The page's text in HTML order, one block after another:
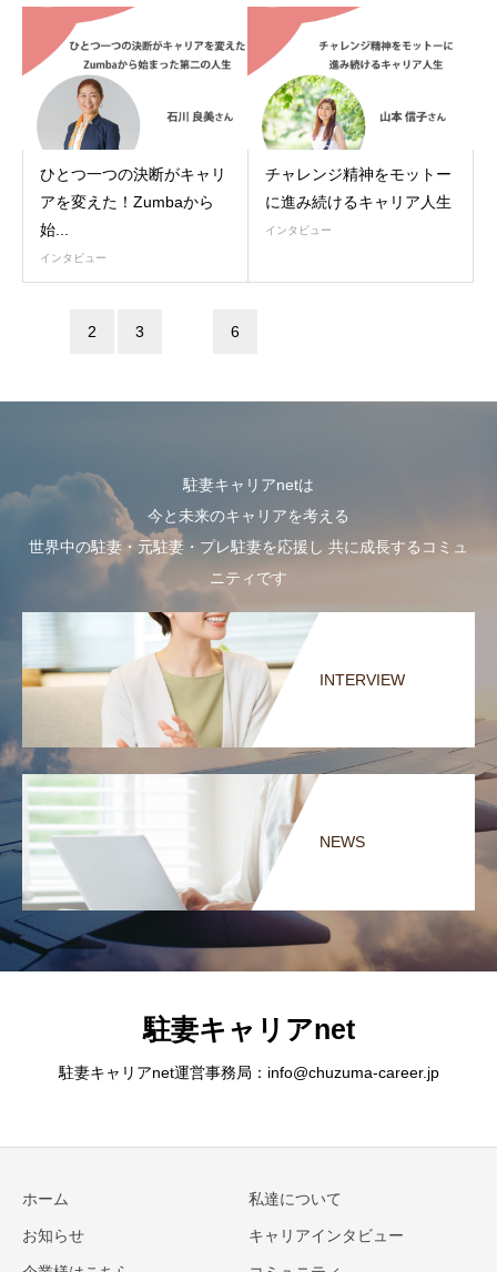
ひとつ一つの決断がキャリ
アを変えた！Zumbaから
始...
インタビュー
チャレンジ精神をモットー
に進み続けるキャリア人生
インタビュー
2 3 6
駐妻キャリアnetは
今と未来のキャリアを考える
世界中の駐妻・元駐妻・プレ駐妻を応援し 共に成長するコミュ
ニティです
INTERVIEW
NEWS
駐妻キャリアnet
駐妻キャリアnet運営事務局：info@chuzuma-career.jp
ホーム 私達について
お知らせ キャリアインタビュー